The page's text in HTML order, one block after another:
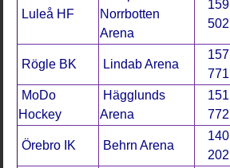
Luleå HF
Norrbotten
Arena
159
502
Rögle BK Lindab Arena
157
771
MoDo
Hockey
Hägglunds
Arena
151
772
Örebro IK Behrn Arena
140
202